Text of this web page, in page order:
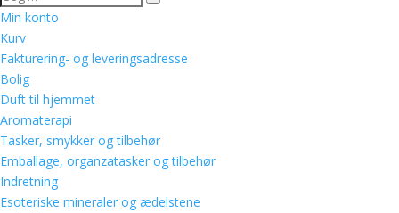
Min konto
Kurv
Fakturering- og leveringsadresse
Bolig
Duft til hjemmet
Aromaterapi
Tasker, smykker og tilbehør
Emballage, organzatasker og tilbehør
Indretning
Esoteriske mineraler og ædelstene